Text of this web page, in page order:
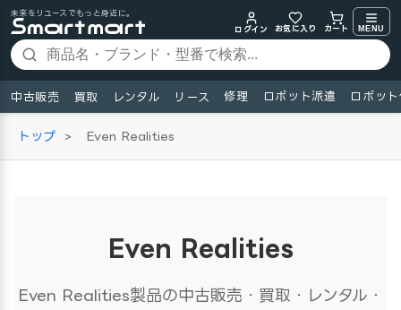
未来をリユースでもっと身近に。
ログイン
お気に入り カート MENU
中古販売 買取 レンタル リース 修理 ロボット派遣 ロボッ
トップ > Even Realities
Even Realities
Even Realities製品の中古販売・買取・レンタル・